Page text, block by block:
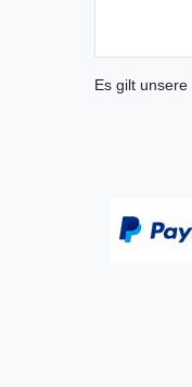
Es gilt unsere